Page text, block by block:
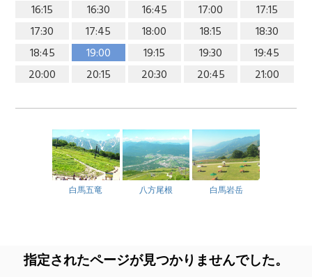
16:15
16:30 16:45 17:00
17:15
17:30
17:45 18:00 18:15
18:30
18:45
19:00 19:15 19:30
19:45
20:00
20:15 20:30 20:45 21:00
白馬五竜 八方尾根 白馬岩岳